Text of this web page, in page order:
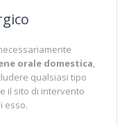
orale domestica,
qualsiasi tipo
il sito di intervento
esso.